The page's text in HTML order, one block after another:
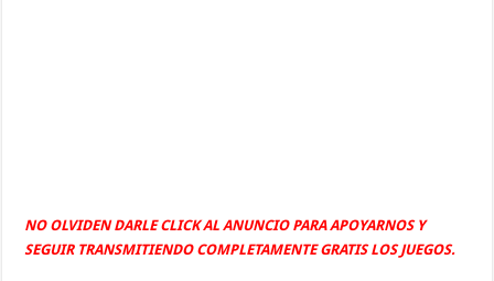
NO OLVIDEN DARLE CLICK AL ANUNCIO PARA APOYARNOS Y
SEGUIR TRANSMITIENDO COMPLETAMENTE GRATIS LOS JUEGOS.